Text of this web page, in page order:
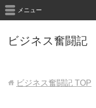
ビジネス奮闘記
メニュー
ビジネス奮闘記 TOP